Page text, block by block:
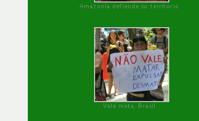
Amazonía defiende su territorio
Vale mata, Brasil